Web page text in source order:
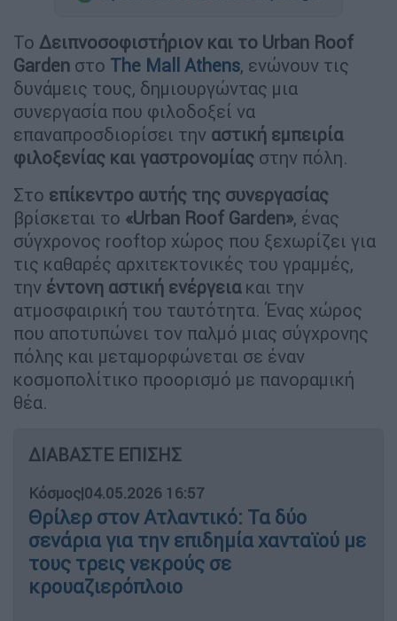
Το Δειπνοσοφιστήριον και το Urban Roof
Garden στο The Mall Athens, ενώνουν τις
δυνάμεις τους, δημιουργώντας μια
συνεργασία που φιλοδοξεί να
επαναπροσδιορίσει την αστική εμπειρία
φιλοξενίας και γαστρονομίας στην πόλη.
Στο επίκεντρο αυτής της συνεργασίας
βρίσκεται το «Urban Roof Garden», ένας
σύγχρονος rooftop χώρος που ξεχωρίζει για
τις καθαρές αρχιτεκτονικές του γραμμές,
την έντονη αστική ενέργειακαι την
ατμοσφαιρική του ταυτότητα. Ένας χώρος
που αποτυπώνει τον παλμό μιας σύγχρονης
πόλης και μεταμορφώνεται σε έναν
κοσμοπολίτικο προορισμό με πανοραμική
θέα.
ΔΙΑΒΑΣΤΕ ΕΠΙΣΗΣ
Κόσμος|04.05.2026 16:57
Θρίλερ στον Ατλαντικό: Τα δύο
σενάρια για την επιδημία χανταϊού με
τους τρεις νεκρούς σε
κρουαζιερόπλοιο